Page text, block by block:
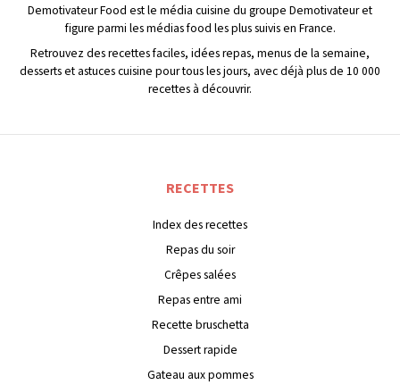
Demotivateur Food est le média cuisine du groupe Demotivateur et
figure parmi les médias food les plus suivis en France.
Retrouvez des recettes faciles, idées repas, menus de la semaine,
desserts et astuces cuisine pour tous les jours, avec déjà plus de 10 000
recettes à découvrir.
RECETTES
Index des recettes
Repas du soir
Crêpes salées
Repas entre ami
Recette bruschetta
Dessert rapide
Gateau aux pommes